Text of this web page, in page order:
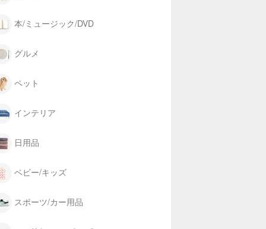
本/ミュージック/DVD
グルメ
ペット
インテリア
日用品
ベビー/キッズ
スポーツ/カー用品